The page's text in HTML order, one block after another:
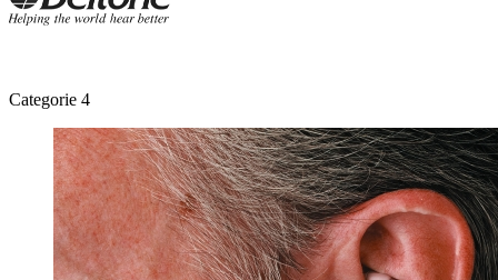
Categorie 4